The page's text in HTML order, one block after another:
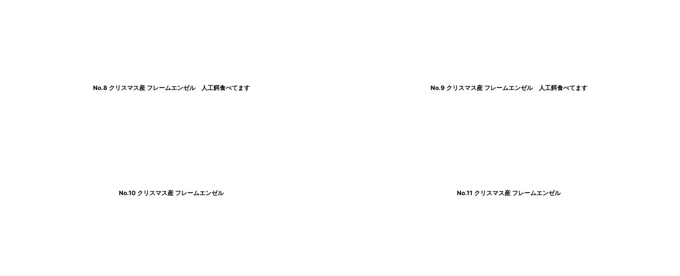
No.8 クリスマス産 フレームエンゼル 人工餌食べてます No.9 クリスマス産 フレームエンゼル 人工餌食べてます
No.10 クリスマス産 フレームエンゼル No.11 クリスマス産 フレームエンゼル